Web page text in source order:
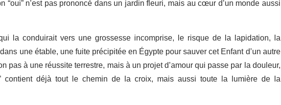
n’est pas prononcé dans un jardin fleuri, mais au cœur d’un monde aussi
la conduirait vers une grossesse incomprise, le risque de la lapidation, la
une étable, une fuite précipitée en Égypte pour sauver cet Enfant d’un autre
pas à une réussite terrestre, mais à un projet d’amour qui passe par la douleur,
contient déjà tout le chemin de la croix, mais aussi toute la lumière de la